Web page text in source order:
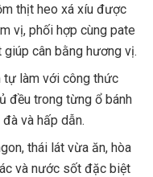
thịt heo xá xíu được
vị, phối hợp cùng pate
cân bằng hương vị.
làm với công thức
đều trong từng ổ bánh
và hấp dẫn.
thái lát vừa ăn, hòa
và nước sốt đặc biệt